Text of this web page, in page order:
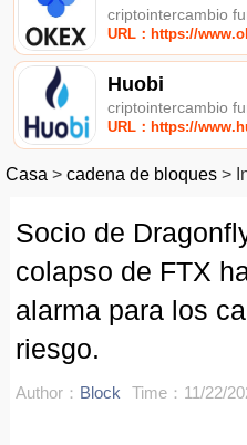
criptointercambio
URL：https://
Huobi
criptointercambio
URL：https://
Casa > cadena de bloques >
Socio de
colapso de FTX
alarma para los
riesgo.
Author： Block Time：11/22/